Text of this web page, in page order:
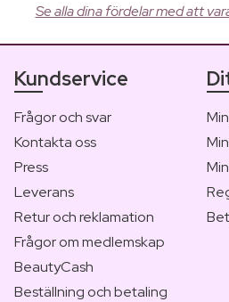
Se alla dina fördelar med att
Kundservice
Frågor och svar
Kontakta oss
Press
Leverans
Retur och reklamation
Frågor om medlemskap
BeautyCash
Beställning och betaling